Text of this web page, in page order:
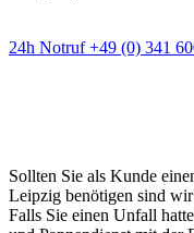
24h Notruf +49 (0) 341
Sollten Sie als Kunde
Leipzig benötigen sind
Falls Sie einen Unfall